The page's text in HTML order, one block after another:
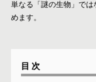
単なる「謎の生物」で
めます。
目次